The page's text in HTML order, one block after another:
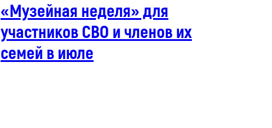
«Музейная неделя» для
участников СВО и членов их
семей в июле